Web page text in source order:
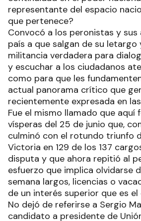
representante del espacio
que pertenece?
Convocó a los peronistas y
país a que salgan de su letargo
militancia verdadera para
y escuchar a los ciudadanos
como para que les
actual panorama crítico que
recientemente expresada en
Fue el mismo llamado que aquí
vísperas del 25 de junio que,
culminó con el rotundo triunfo
Victoria en 129 de los 137
disputa y que ahora repitió al
esfuerzo que implica olvidarse
semana largos, licencias o
de un interés superior que es el
No dejó de referirse a Sergio
candidato a presidente de